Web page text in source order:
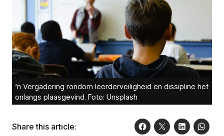
‘n Vergadering rondom leerderveiligheid en dissipline het
onlangs plaasgevind. Foto: Unsplash
Share this article: